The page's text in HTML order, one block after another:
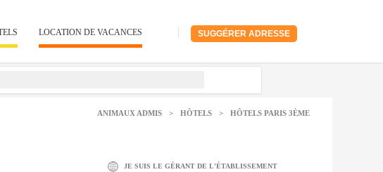
SUGGÉRER ADRESSE
LOCATION DE VACANCES
ANIMAUX ADMIS > HÔTELS > HÔTELS PARIS 3ÈME
JE SUIS LE GÉRANT DE L'ÉTABLISSEMENT